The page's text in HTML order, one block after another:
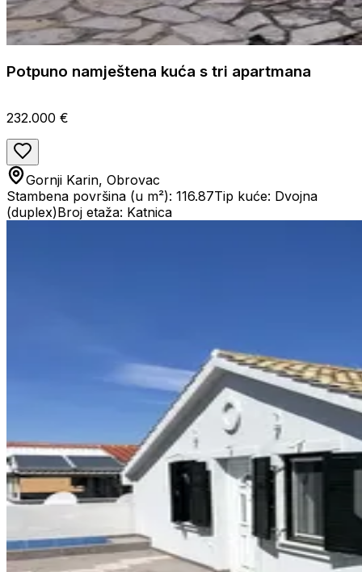
Potpuno namještena kuća s tri apartmana
232.000 €
Gornji Karin, Obrovac
Stambena površina (u m²): 116.87Tip kuće: Dvojna
(duplex)Broj etaža: Katnica